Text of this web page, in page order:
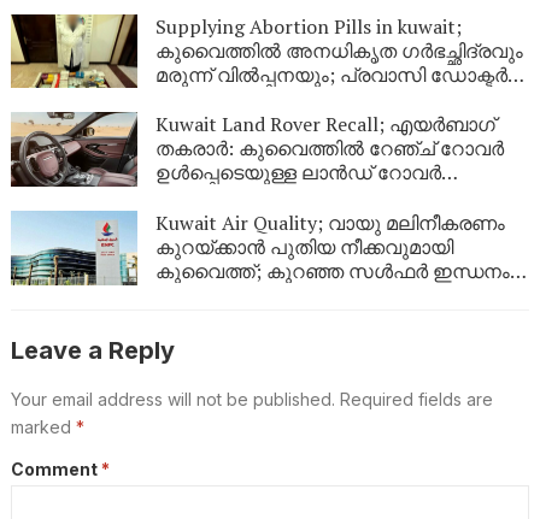
Supplying Abortion Pills ​in kuwait;
കുവൈത്തിൽ അനധികൃത ഗർഭച്ഛിദ്രവും
മരുന്ന് വിൽപ്പനയും; പ്രവാസി ഡോക്ടർ
Kuwait Land Rover Recall; എയർബാഗ്
തകരാർ: കുവൈത്തിൽ റേഞ്ച് റോവർ
ഉൾപ്പെടെയുള്ള ലാൻഡ് റോവർ
Kuwait Air Quality; വായു മലിനീകരണം
കുറയ്ക്കാൻ പുതിയ നീക്കവുമായി
കുവൈത്ത്; കുറഞ്ഞ സൾഫർ ഇന്ധനം
Leave a Reply
Your email address will not be published. Required fields are
marked *
Comment *